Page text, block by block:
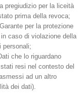
pregiudizio per la liceità
prima della revoca;
per la protezione
caso di violazione della
personali;
che lo riguardano
resi nel contesto del
ad un altro
dei dati).